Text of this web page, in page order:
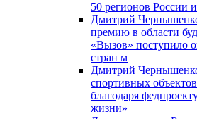
50 регионов России
Дмитрий
премию в области
«Вызов» поступило
стран м
Дмитрий
спортивных
благодаря
жизни»